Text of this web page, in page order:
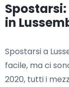
in
Spostarsi a
facile, ma ci
2020, tutti i